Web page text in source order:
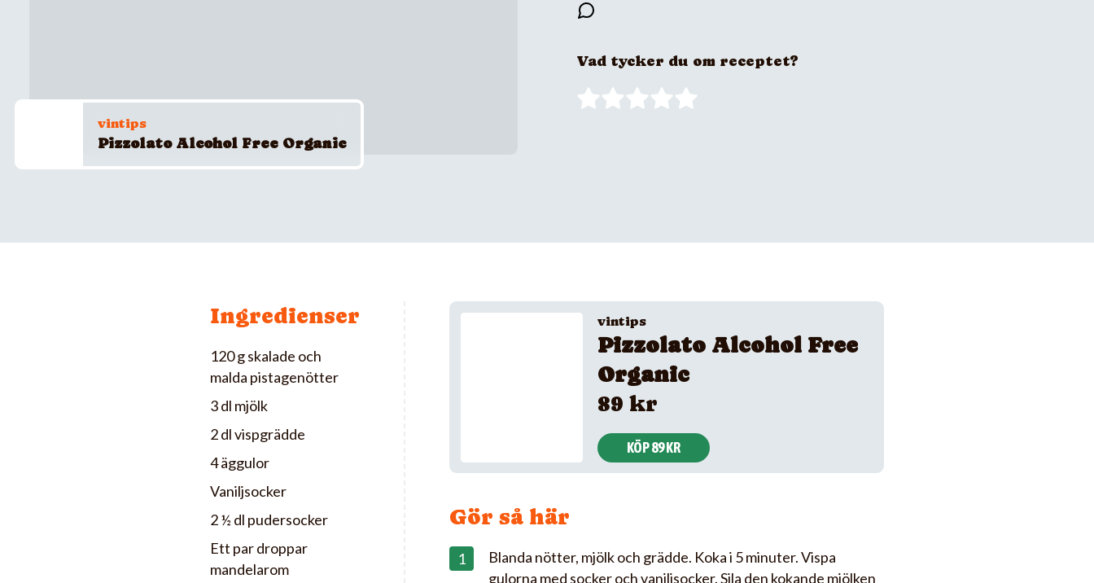
vintips
Pizzolato Alcohol Free Organic
Vad tycker du om receptet?
Ingredienser
120 g skalade och
malda pistagenötter
3 dl mjölk
2 dl vispgrädde
4 äggulor
Vaniljsocker
2 ½ dl pudersocker
Ett par droppar
mandelarom
vintips
Pizzolato Alcohol Free
Organic
89 kr
KÖP 89 KR
Gör så här
Blanda nötter, mjölk och grädde. Koka i 5 minuter. Vispa
gulorna med socker och vaniljsocker. Sila den kokande mjölken